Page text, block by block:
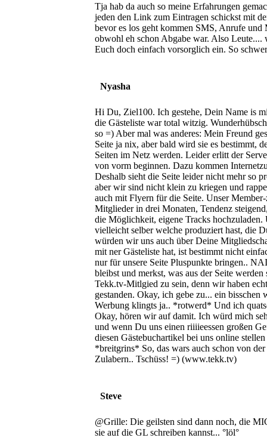
Tja hab da auch so meine Erfahrungen
jeden den Link zum Eintragen schickst mit
bevor es los geht kommen SMS, Anrufe und
obwohl eh schon Abgabe war. Also Leute....
Euch doch einfach vorsorglich ein. So
Nyasha
Hi Du, Ziel100. Ich gestehe, Dein Name is
die Gästeliste war total witzig.
so =) Aber mal was anderes: Mein Freund
Seite ja nix, aber bald wird sie es bestimmt,
Seiten im Netz werden. Leider erlitt der
von vorm beginnen. Dazu kommen
Deshalb sieht die Seite leider nicht mehr so
aber wir sind nicht klein zu kriegen und
auch mit Flyern für die Seite. Unser
Mitglieder in drei Monaten, Tendenz
die Möglichkeit, eigene Tracks
vielleicht selber welche produziert hast, die
würden wir uns auch über Deine
mit ner Gästeliste hat, ist bestimmt nicht
nur für unsere Seite Pluspunkte bringen..
bleibst und merkst, was aus der Seite
Tekk.tv-Mitlgied zu sein, denn wir haben
gestanden. Okay, ich gebe zu... ein
Werbung klingts ja.. *rotwerd* Und ich
Okay, hören wir auf damit. Ich würd mich
und wenn Du uns einen riiiieessen großen
diesen Gästebuchartikel bei uns online
*breitgrins* So, das wars auch schon von
Zulabern.. Tschüss! =) (www.tekk.tv)
Steve
@Grille: Die geilsten sind dann noch, die
sie auf die GL schreiben kannst... °löl°